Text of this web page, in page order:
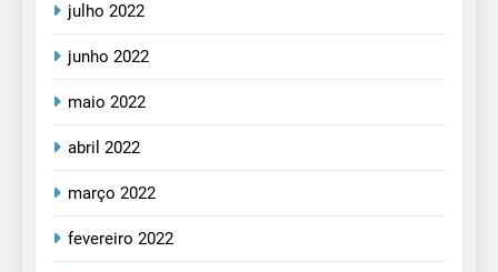
julho 2022
junho 2022
maio 2022
abril 2022
março 2022
fevereiro 2022